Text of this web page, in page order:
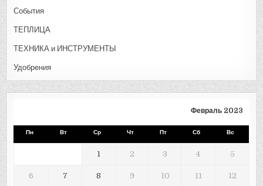
События
ТЕПЛИЦА
ТЕХНИКА и ИНСТРУМЕНТЫ
Удобрения
Февраль 2023
Пн Вт Ср Чт Пт Сб Вс
1 2 3 4 5
6 7 8 9 10 11 12